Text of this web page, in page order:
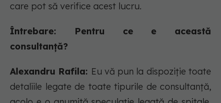
care pot să verifice acest lucru.
Întrebare: Pentru ce e această
consultanță?
Alexandru Rafila: Eu vă pun la dispoziție toate
detaliile legate de toate tipurile de consultanță,